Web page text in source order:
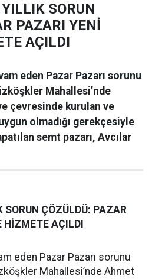
SORUN
PAZARI YENİ
AÇILDI
eden Pazar Pazarı sorunu
Mahallesi’nde
çevresinde kurulan ve
olmadığı gerekçesiyle
semt pazarı, Avcılar
SORUN ÇÖZÜLDÜ: PAZAR
HİZMETE AÇILDI
eden Pazar Pazarı sorunu
Mahallesi’nde Ahmet